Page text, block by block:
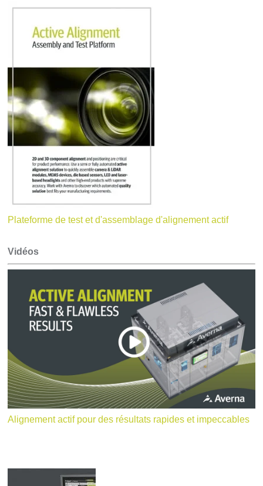
Plateforme de test et d'assemblage d'alignement actif
Vidéos
Alignement actif pour des résultats rapides et impeccables